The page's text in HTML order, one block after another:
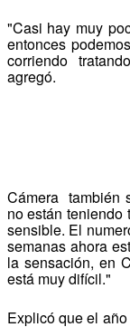
"Casi hay muy
entonces
corriendo
agregó.
Cámera también
no están
sensible. El
semanas ahora
la sensación, en
está muy difícil."
Explicó que el